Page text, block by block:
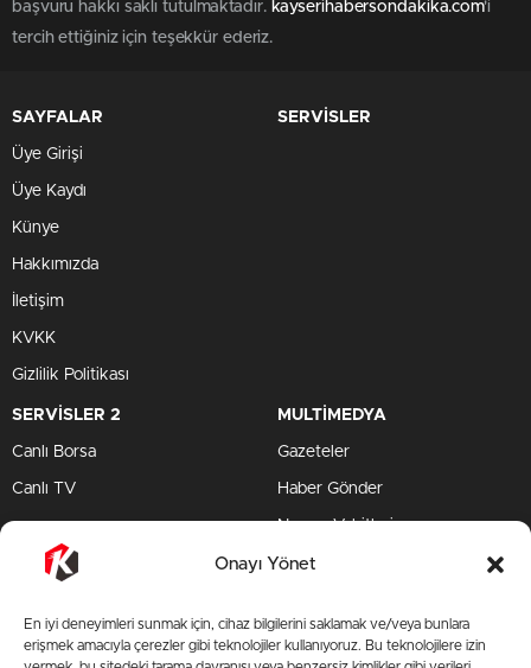
Onayı Yönet
En iyi deneyimleri sunmak için, cihaz bilgilerini saklamak ve/veya bunlara
erişmek amacıyla çerezler gibi teknolojiler kullanıyoruz. Bu teknolojilere izin
başvuru hakkı saklı tutulmaktadır. kayserihabersondakika.com'i
tercih ettiğiniz için teşekkür ederiz.
SAYFALAR
Üye Girişi
Üye Kaydı
Künye
Hakkımızda
İletişim
KVKK
Gizlilik Politikası
SERVİSLER
SERVİSLER 2
Canlı Borsa
Canlı TV
MULTİMEDYA
Gazeteler
Haber Gönder
Namaz Vakitleri
TV Yayın Akışları
TV Yayın Akışları